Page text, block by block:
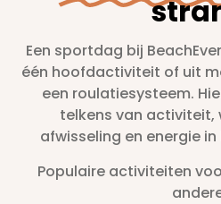
Een sportdag bij
één hoofdactiviteit of uit
een roulatiesysteem.
telkens van activiteit,
afwisseling en energie
Populaire activiteiten